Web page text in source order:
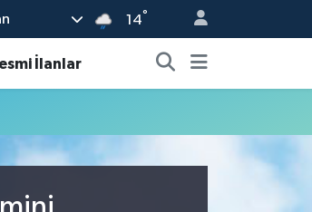
14°
İlanlar